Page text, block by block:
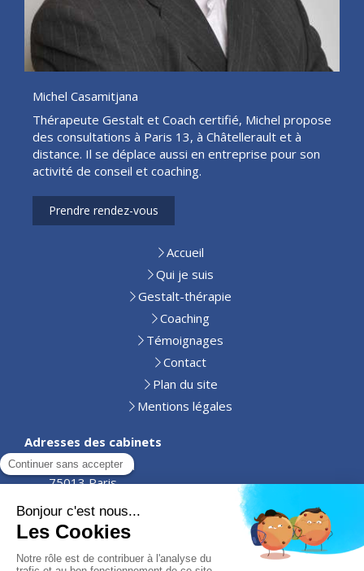
Michel Casamitjana
Thérapeute Gestalt et Coach certifié, Michel propose
des consultations à Paris 13, à Châtellerault et à
distance. Il se déplace aussi en entreprise pour son
activité de conseil et coaching.
Prendre rendez-vous
Accueil
Qui je suis
Gestalt-thérapie
Coaching
Témoignages
Contact
Plan du site
Mentions légales
Adresses des cabinets
10 rue Chéreau
75013 Paris
63 rue Aglophile Fradin,
86100 Châtellerault